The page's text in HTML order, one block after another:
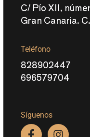
C/ Pío XII,
Gran Canaria.
Teléfono
828902447
696579704
Síguenos